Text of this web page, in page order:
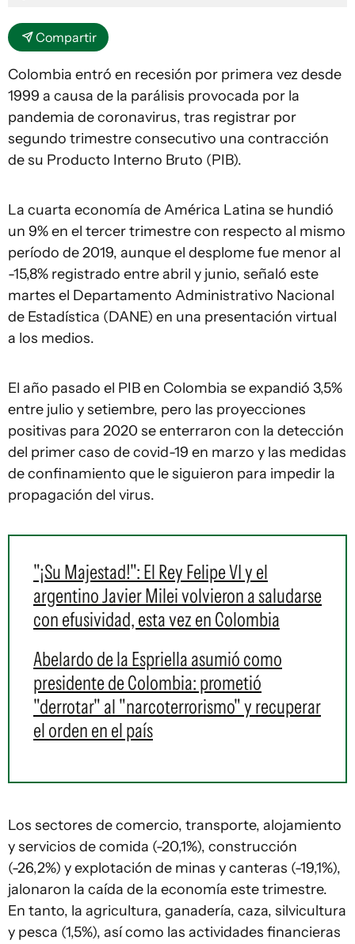
Compartir
Colombia entró en recesión por primera vez desde
1999 a causa de la parálisis provocada por la
pandemia de coronavirus, tras registrar por
segundo trimestre consecutivo una contracción
de su Producto Interno Bruto (PIB).
La cuarta economía de América Latina se hundió
un 9% en el tercer trimestre con respecto al mismo
período de 2019, aunque el desplome fue menor al
-15,8% registrado entre abril y junio, señaló este
martes el Departamento Administrativo Nacional
de Estadística (DANE) en una presentación virtual
a los medios.
El año pasado el PIB en Colombia se expandió 3,5%
entre julio y setiembre, pero las proyecciones
positivas para 2020 se enterraron con la detección
del primer caso de covid-19 en marzo y las medidas
de confinamiento que le siguieron para impedir la
propagación del virus.
"¡Su Majestad!": El Rey Felipe VI y el
argentino Javier Milei volvieron a saludarse
con efusividad, esta vez en Colombia
Abelardo de la Espriella asumió como
presidente de Colombia: prometió
"derrotar" al "narcoterrorismo" y recuperar
el orden en el país
Los sectores de comercio, transporte, alojamiento
y servicios de comida (-20,1%), construcción
(-26,2%) y explotación de minas y canteras (-19,1%),
jalonaron la caída de la economía este trimestre.
En tanto, la agricultura, ganadería, caza, silvicultura
y pesca (1,5%), así como las actividades financieras